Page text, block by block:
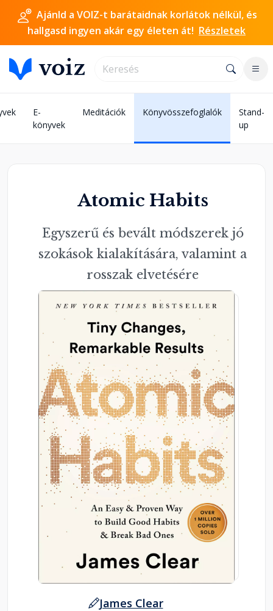
Ajánld a VOIZ-t barátaidnak korlátok nélkül, és
hallgasd ingyen akár egy életen át! Részletek
E-
könyvek
Meditációk Könyvösszefoglalók
Stand-
up
Atomic Habits
Egyszerű és bevált módszerek jó
szokások kialakítására, valamint a
rosszak elvetésére
James Clear